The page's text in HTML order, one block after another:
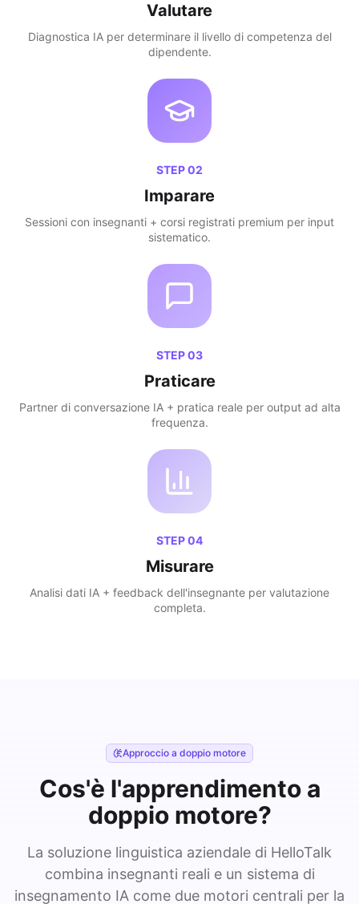
Valutare
Diagnostica IA per determinare il livello di competenza del
dipendente.
STEP02
Imparare
Sessioni con insegnanti + corsi registrati premium per input
sistematico.
STEP03
Praticare
Partner di conversazione IA + pratica reale per output ad alta
frequenza.
STEP04
Misurare
Analisi dati IA + feedback dell'insegnante per valutazione
completa.
Approccio a doppio motore
Cos'è l'apprendimento a
doppio motore?
La soluzione linguistica aziendale di HelloTalk
combina insegnanti reali e un sistema di
insegnamento IA come due motori centrali per la